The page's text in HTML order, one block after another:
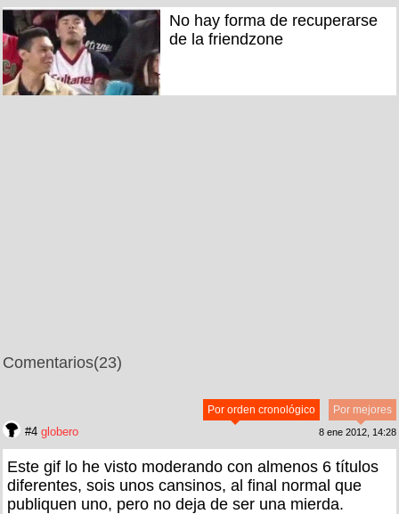
No hay forma de recuperarse
de la friendzone
Comentarios(23)
Por mejores
Por orden cronológico
#4 globero 8 ene 2012, 14:28
Este gif lo he visto moderando con almenos 6 títulos
diferentes, sois unos cansinos, al final normal que
publiquen uno, pero no deja de ser una mierda.